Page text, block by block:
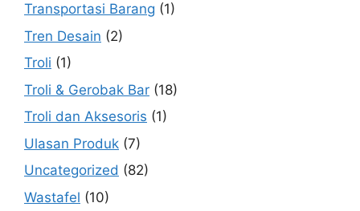
Transportasi Barang (1)
Tren Desain (2)
Troli (1)
Troli & Gerobak Bar (18)
Troli dan Aksesoris (1)
Ulasan Produk (7)
Uncategorized (82)
Wastafel (10)